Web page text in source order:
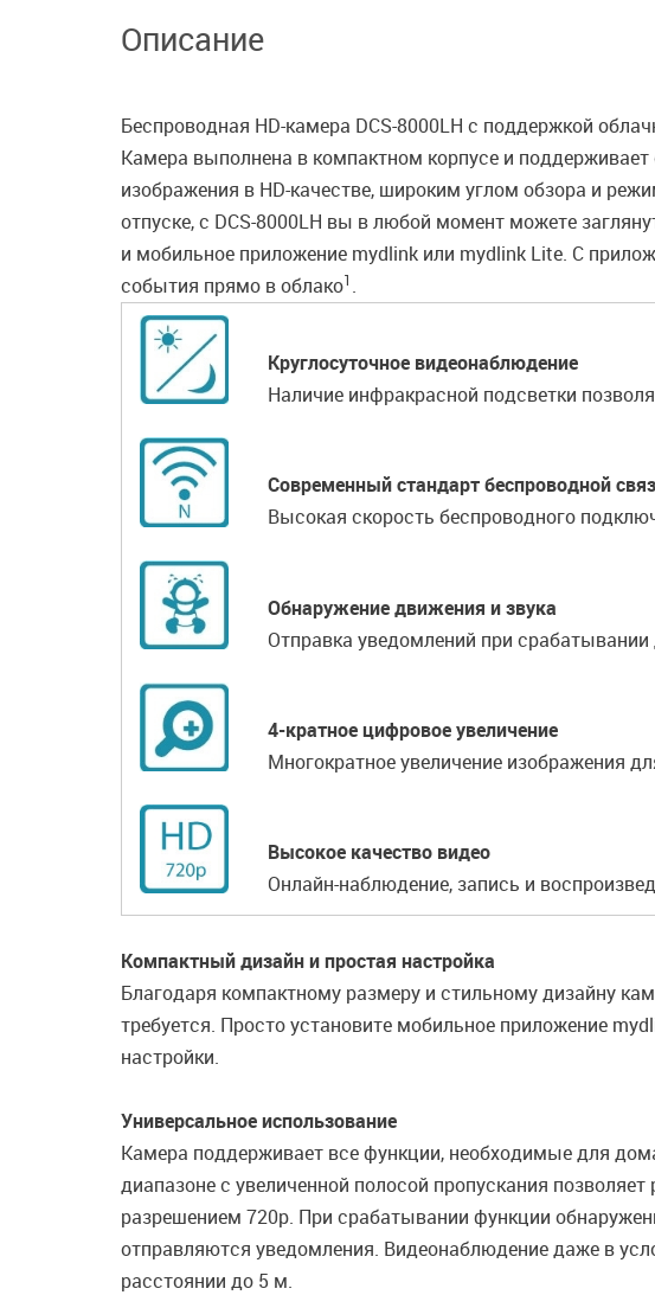
Описание
Беспроводная HD-камера DCS-8000LH c поддержкой
Камера выполнена в компактном корпусе и
изображения в HD-качестве, широким углом обзора и
отпуске, с DCS-8000LH вы в любой момент можете
и мобильное приложение mydlink или mydlink Lite. С
события прямо в облако1 .
Круглосуточное видеонаблюдение
Наличие инфракрасной подсветки
Современный стандарт беспроводной
Высокая скорость беспроводного
Обнаружение движения и звука
Отправка уведомлений при срабатывании
4-кратное цифровое увеличение
Многократное увеличение изображения
Высокое качество видео
Онлайн-наблюдение, запись и
Компактный дизайн и простая настройка
Благодаря компактному размеру и стильному дизайну
требуется. Просто установите мобильное приложение
настройки.
Универсальное использование
Камера поддерживает все функции, необходимые для
диапазоне с увеличенной полосой пропускания
разрешением 720p. При срабатывании функции
отправляются уведомления. Видеонаблюдение даже в
расстоянии до 5 м.